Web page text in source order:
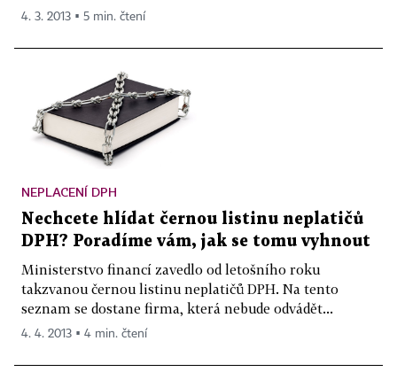
4. 3. 2013 ▪ 5 min. čtení
NEPLACENÍ DPH
Nechcete hlídat černou listinu neplatičů
DPH? Poradíme vám, jak se tomu vyhnout
Ministerstvo financí zavedlo od letošního roku
takzvanou černou listinu neplatičů DPH. Na tento
seznam se dostane firma, která nebude odvádět...
4. 4. 2013 ▪ 4 min. čtení